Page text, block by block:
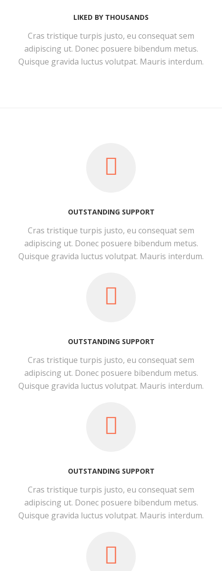
LIKED BY THOUSANDS
Cras tristique turpis justo, eu consequat sem
adipiscing ut. Donec posuere bibendum metus.
Quisque gravida luctus volutpat. Mauris interdum.
OUTSTANDING SUPPORT
Cras tristique turpis justo, eu consequat sem
adipiscing ut. Donec posuere bibendum metus.
Quisque gravida luctus volutpat. Mauris interdum.
OUTSTANDING SUPPORT
Cras tristique turpis justo, eu consequat sem
adipiscing ut. Donec posuere bibendum metus.
Quisque gravida luctus volutpat. Mauris interdum.
OUTSTANDING SUPPORT
Cras tristique turpis justo, eu consequat sem
adipiscing ut. Donec posuere bibendum metus.
Quisque gravida luctus volutpat. Mauris interdum.